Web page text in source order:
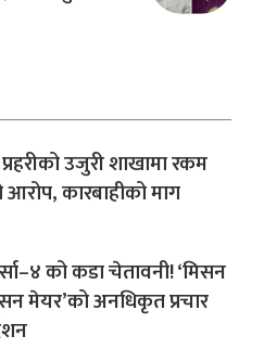
उजुरी शाखामा रकम
कारबाहीको माग
को कडा चेतावनी! ‘मिसन
मेयर’को अनधिकृत प्रचार